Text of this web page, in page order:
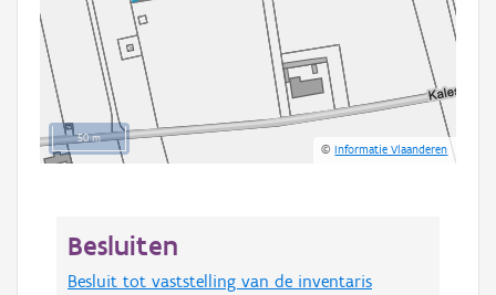
50 m
©Informatie Vlaanderen
Besluiten
Besluit tot vaststelling van de inventaris